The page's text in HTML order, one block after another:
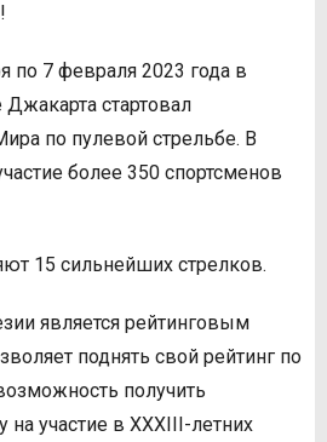
!
по 7 февраля 2023 года в
стартовал
по пулевой стрельбе. В
более 350 спортсменов
15 сильнейших стрелков.
является рейтинговым
поднять свой рейтинг по
получить
участие в XXXIII-летних